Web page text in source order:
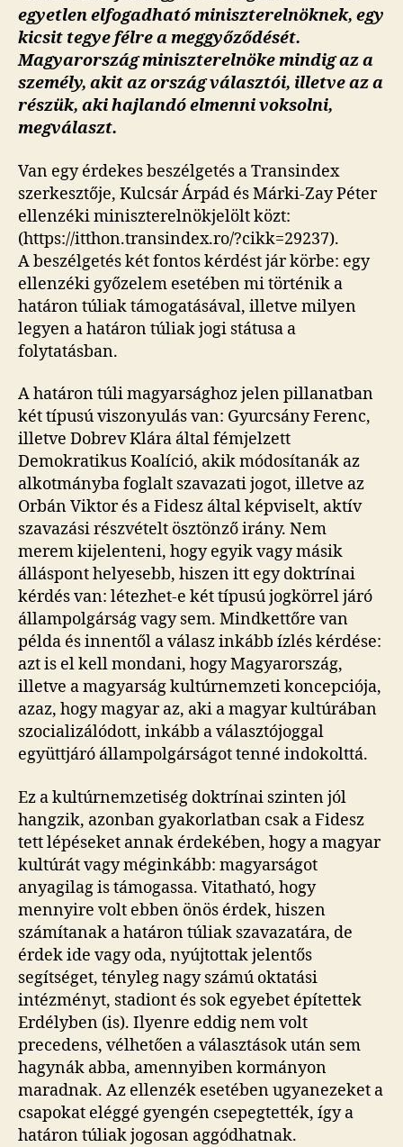
egyetlen elfogadható miniszterelnöknek, egy
kicsit tegye félre a meggyőződését.
Magyarország miniszterelnöke mindig az a
személy, akit az ország választói, illetve az a
részük, aki hajlandó elmenni voksolni,
megválaszt.
Van egy érdekes beszélgetés a Transindex
szerkesztője, Kulcsár Árpád és Márki-Zay Péter
ellenzéki miniszterelnökjelölt közt:
(https://itthon.transindex.ro/?cikk=29237).
A beszélgetés két fontos kérdést jár körbe: egy
ellenzéki győzelem esetében mi történik a
határon túliak támogatásával, illetve milyen
legyen a határon túliak jogi státusa a
folytatásban.
A határon túli magyarsághoz jelen pillanatban
két típusú viszonyulás van: Gyurcsány Ferenc,
illetve Dobrev Klára által fémjelzett
Demokratikus Koalíció, akik módosítanák az
alkotmányba foglalt szavazati jogot, illetve az
Orbán Viktor és a Fidesz által képviselt, aktív
szavazási részvételt ösztönző irány. Nem
merem kijelenteni, hogy egyik vagy másik
álláspont helyesebb, hiszen itt egy doktrínai
kérdés van: létezhet-e két típusú jogkörrel járó
állampolgárság vagy sem. Mindkettőre van
példa és innentől a válasz inkább ízlés kérdése:
azt is el kell mondani, hogy Magyarország,
illetve a magyarság kultúrnemzeti koncepciója,
azaz, hogy magyar az, aki a magyar kultúrában
szocializálódott, inkább a választójoggal
együttjáró állampolgárságot tenné indokolttá.
Ez a kultúrnemzetiség doktrínai szinten jól
hangzik, azonban gyakorlatban csak a Fidesz
tett lépéseket annak érdekében, hogy a magyar
kultúrát vagy méginkább: magyarságot
anyagilag is támogassa. Vitatható, hogy
mennyire volt ebben önös érdek, hiszen
számítanak a határon túliak szavazatára, de
érdek ide vagy oda, nyújtottak jelentős
segítséget, tényleg nagy számú oktatási
intézményt, stadiont és sok egyebet építettek
Erdélyben (is). Ilyenre eddig nem volt
precedens, vélhetően a választások után sem
hagynák abba, amennyiben kormányon
maradnak. Az ellenzék esetében ugyanezeket a
csapokat eléggé gyengén csepegtették, így a
határon túliak jogosan aggódhatnak.